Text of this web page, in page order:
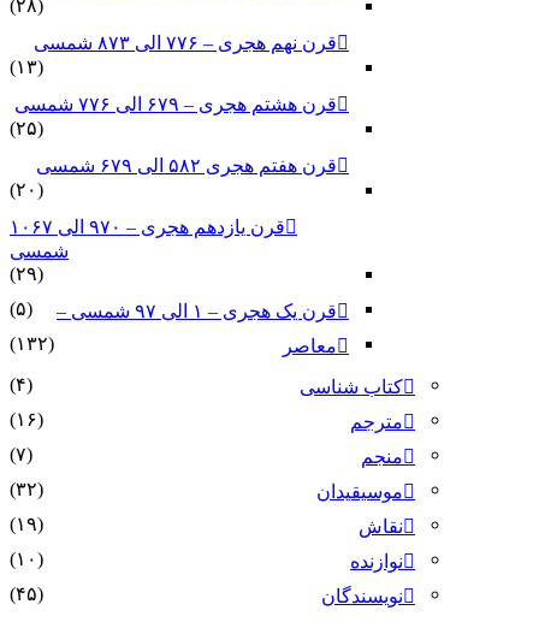
(۲۸)
قرن نهم هجری – ۷۷۶ الی ۸۷۳ شمسی
(۱۳)
قرن هشتم هجری – ۶۷۹ الی ۷۷۶ شمسی
(۲۵)
قرن هفتم هجری ۵۸۲ الی ۶۷۹ شمسی
(۲۰)
قرن یازدهم هجری – ۹۷۰ الی ۱۰۶۷
شمسی
(۲۹)
قرن یک هجری – ۱ الی ۹۷ شمسی –
(۵)
معاصر
(۱۳۲)
کتاب شناسی
(۴)
مترجم
(۱۶)
منجم
(۷)
موسیقیدان
(۳۲)
نقاش
(۱۹)
نوازنده
(۱۰)
نویسندگان
(۴۵)